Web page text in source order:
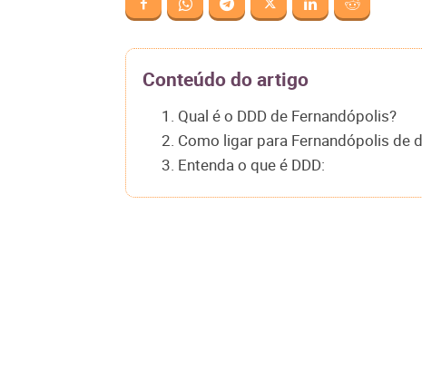
Conteúdo do artigo
1. Qual é o DDD de Fernandópolis?
2. Como ligar para Fernandópolis de
3. Entenda o que é DDD: